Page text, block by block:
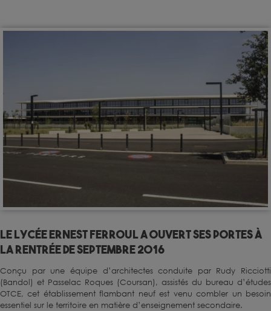
Le lycée Ernest Ferroul a ouvert ses portes à
la rentrée de septembre 2016
Conçu par une équipe d’architectes conduite par Rudy Ricciotti
(Bandol) et Passelac Roques (Coursan), assistés du bureau d’études
OTCE, cet établissement flambant neuf est venu combler un besoin
essentiel sur le territoire en matière d’enseignement secondaire.